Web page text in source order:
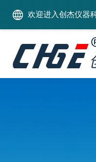
欢迎进入创杰仪器